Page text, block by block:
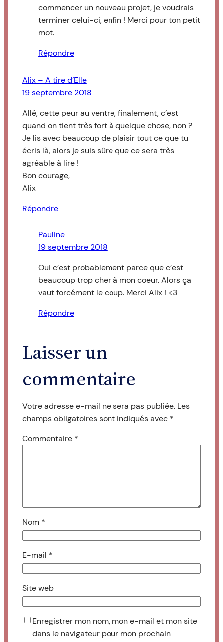
commencer un nouveau projet, je voudrais
terminer celui-ci, enfin ! Merci pour ton petit
mot.
Répondre
Alix – A tire d’Elle
19 septembre 2018
Allé, cette peur au ventre, finalement, c’est
quand on tient très fort à quelque chose, non ?
Je lis avec beaucoup de plaisir tout ce que tu
écris là, alors je suis sûre que ce sera très
agréable à lire !
Bon courage,
Alix
Répondre
Pauline
19 septembre 2018
Oui c’est probablement parce que c’est
beaucoup trop cher à mon coeur. Alors ça
vaut forcément le coup. Merci Alix ! <3
Répondre
Laisser un
commentaire
Votre adresse e-mail ne sera pas publiée. Les
champs obligatoires sont indiqués avec *
Commentaire *
Nom *
E-mail *
Site web
Enregistrer mon nom, mon e-mail et mon site
dans le navigateur pour mon prochain